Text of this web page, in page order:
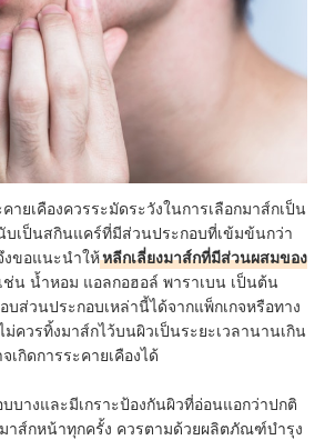
ายเคืองควรระมัดระวังในการเลือกมาส์กเป็น
บเป็นสกินแคร์ที่มีส่วนประกอบที่เข้มข้นกว่า
งขอแนะนำให้หลีกเลี่ยงมาส์กที่มีส่วนผสมของ
ช่น น้ำหอม แอลกอฮอล์ พาราเบน เป็นต้น
ส่วนประกอบเหล่านี้ได้จากแพ็กเกจหรือทาง
ควรทิ้งมาส์กไว้บนผิวเป็นระยะเวลานานเกิน
เกิดการระคายเคืองได้
บางและมีเกราะป้องกันผิวที่อ่อนแอกว่าปกติ
ส์กหน้าทุกครั้ง ควรตามด้วยผลิตภัณฑ์บำรุง